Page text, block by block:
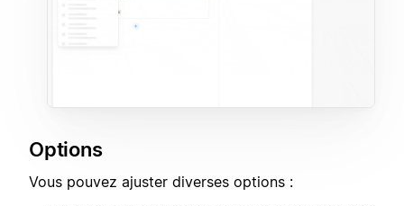
Options
Vous pouvez ajuster diverses options :